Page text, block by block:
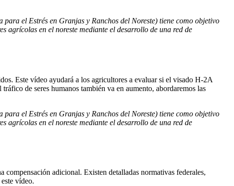
el Estrés en Granjas y Ranchos del Noreste) tiene como objetivo
agrícolas en el noreste mediante el desarrollo de una red de
Este vídeo ayudará a los agricultores a evaluar si el visado H-2A
de seres humanos también va en aumento, abordaremos las
el Estrés en Granjas y Ranchos del Noreste) tiene como objetivo
agrícolas en el noreste mediante el desarrollo de una red de
adicional. Existen detalladas normativas federales,
vídeo.